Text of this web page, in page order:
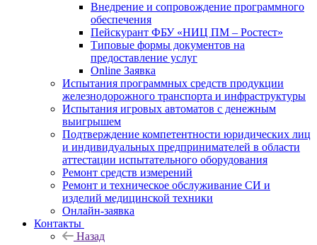
Внедрение и сопровождение программного
обеспечения
Пейскурант ФБУ «НИЦ ПМ – Ростест»
Типовые формы документов на
предоставление услуг
Online Заявка
Испытания программных средств продукции
железнодорожного транспорта и инфраструктуры
Испытания игровых автоматов с денежным
выигрышем
Подтверждение компетентности юридических лиц
и индивидуальных предпринимателей в области
аттестации испытательного оборудования
Ремонт средств измерений
Ремонт и техническое обслуживание СИ и
изделий медицинской техники
Онлайн-заявка
Контакты
Назад